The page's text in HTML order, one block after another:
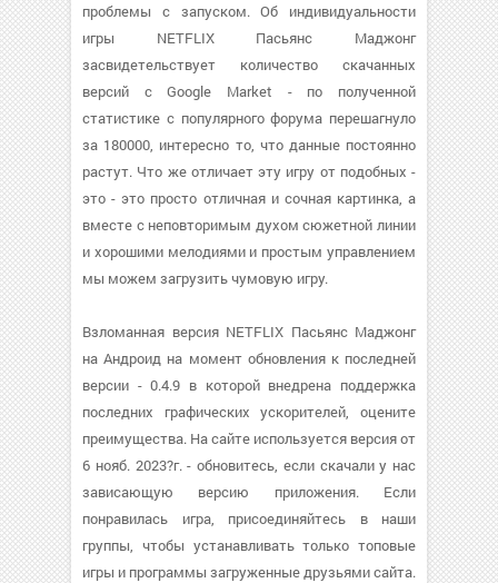
проблемы с запуском. Об индивидуальности
игры NETFLIX Пасьянс Маджонг
засвидетельствует количество скачанных
версий с Google Market - по полученной
статистике с популярного форума перешагнуло
за 180000, интересно то, что данные постоянно
растут. Что же отличает эту игру от подобных -
это - это просто отличная и сочная картинка, а
вместе с неповторимым духом сюжетной линии
и хорошими мелодиями и простым управлением
мы можем загрузить чумовую игру.
Взломанная версия NETFLIX Пасьянс Маджонг
на Андроид на момент обновления к последней
версии - 0.4.9 в которой внедрена поддержка
последних графических ускорителей, оцените
преимущества. На сайте используется версия от
6 нояб. 2023?г. - обновитесь, если скачали у нас
зависающую версию приложения. Если
понравилась игра, присоединяйтесь в наши
группы, чтобы устанавливать только топовые
игры и программы загруженные друзьями сайта.